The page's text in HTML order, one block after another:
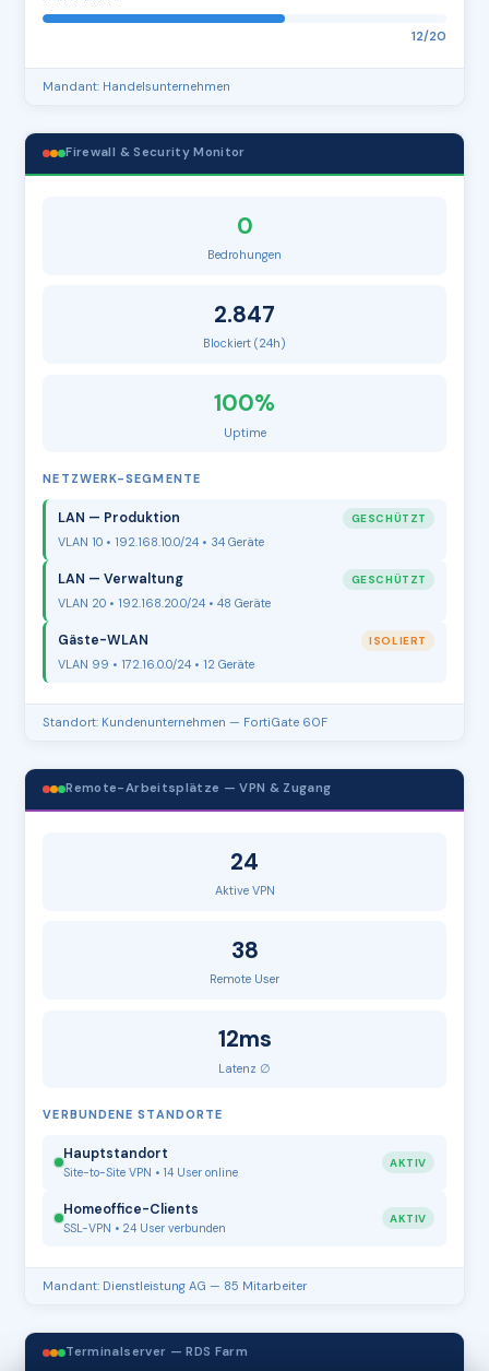
12/20
Mandant: Handelsunternehmen
Firewall & Security Monitor
0
Bedrohungen
2.847
Blockiert (24h)
100%
Uptime
NETZWERK-SEGMENTE
LAN — Produktion GESCHÜTZT
VLAN 10 • 192.168.10.0/24 • 34 Geräte
LAN — Verwaltung GESCHÜTZT
VLAN 20 • 192.168.20.0/24 • 48 Geräte
Gäste-WLAN ISOLIERT
VLAN 99 • 172.16.0.0/24 • 12 Geräte
Standort: Kundenunternehmen — FortiGate 60F
Remote-Arbeitsplätze — VPN & Zugang
24
Aktive VPN
38
Remote User
12ms
Latenz ∅
VERBUNDENE STANDORTE
Hauptstandort
Site-to-Site VPN • 14 User online
AKTIV
Homeoffice-Clients
SSL-VPN • 24 User verbunden
AKTIV
Mandant: Dienstleistung AG — 85 Mitarbeiter
Terminalserver — RDS Farm